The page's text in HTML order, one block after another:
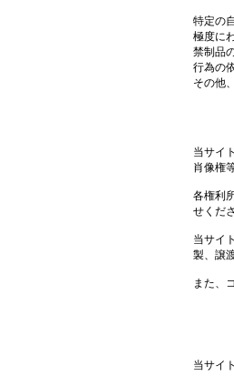
特定の
極度に
禁制品
行為の
その他
当サイ
肖像権
各権利
せくだ
当サイ
製、譲
また、
当サイ